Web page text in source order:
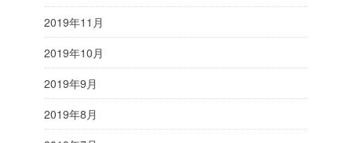
2019年11月
2019年10月
2019年9月
2019年8月